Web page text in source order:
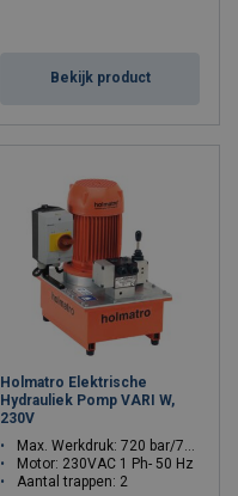
Bekijk product
Holmatro Elektrische
Hydrauliek Pomp VARI W,
230V
Max. Werkdruk: 720 bar/72 Mpa
Motor: 230VAC 1 Ph- 50 Hz
Aantal trappen: 2